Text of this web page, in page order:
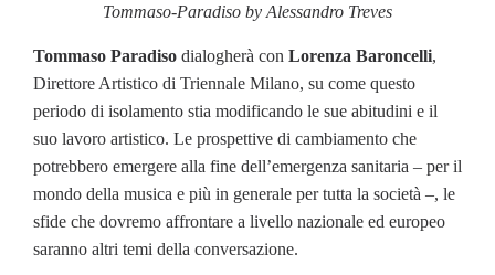
Tommaso-Paradiso by Alessandro Treves
Tommaso Paradiso dialogherà con Lorenza Baroncelli,
Direttore Artistico di Triennale Milano, su come questo
periodo di isolamento stia modificando le sue abitudini e il
suo lavoro artistico. Le prospettive di cambiamento che
potrebbero emergere alla fine dell’emergenza sanitaria – per il
mondo della musica e più in generale per tutta la società –, le
sfide che dovremo affrontare a livello nazionale ed europeo
saranno altri temi della conversazione.